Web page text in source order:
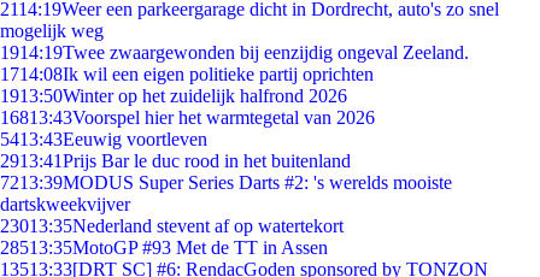
2114:19Weer een parkeergarage dicht in Dordrecht, auto's zo snel
mogelijk weg
1914:19Twee zwaargewonden bij eenzijdig ongeval Zeeland.
1714:08Ik wil een eigen politieke partij oprichten
1913:50Winter op het zuidelijk halfrond 2026
16813:43Voorspel hier het warmtegetal van 2026
5413:43Eeuwig voortleven
2913:41Prijs Bar le duc rood in het buitenland
7213:39MODUS Super Series Darts #2: 's werelds mooiste
dartskweekvijver
23013:35Nederland stevent af op watertekort
28513:35MotoGP #93 Met de TT in Assen
13513:33[DRT SC] #6: RendacGoden sponsored by TONZON